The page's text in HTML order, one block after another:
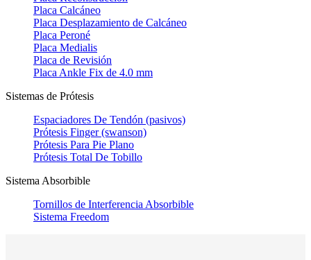
Placa Calcáneo
Placa Desplazamiento de Calcáneo
Placa Peroné
Placa Medialis
Placa de Revisión
Placa Ankle Fix de 4.0 mm
Sistemas de Prótesis
Espaciadores De Tendón (pasivos)
Prótesis Finger (swanson)
Prótesis Para Pie Plano
Prótesis Total De Tobillo
Sistema Absorbible
Tornillos de Interferencia Absorbible
Sistema Freedom